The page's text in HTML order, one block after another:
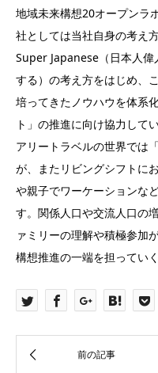
地域未来構想20オープンラ
社としては当社自身の考え
Super Japanese（日本人偉
する）の考え方をはじめ、
培ってきたノウハウを体系
ト」の推進に向け協力して
アリートラベルの世界では
が、またリビングシフトに
や親子でワーケーションな
す。関係人口や交流人口の
ァミリーの理解や積極参加
構想推進の一端を担っていく